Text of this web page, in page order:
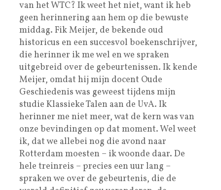
van het WTC? Ik weet het niet, want ik heb
geen herinnering aan hem op die bewuste
middag. Fik Meijer, de bekende oud
historicus en een succesvol boekenschrijver,
die herinner ik me wel en we spraken
uitgebreid over de gebeurtenissen. Ik kende
Meijer, omdat hij mijn docent Oude
Geschiedenis was geweest tijdens mijn
studie Klassieke Talen aan de UvA. Ik
herinner me niet meer, wat de kern was van
onze bevindingen op dat moment. Wel weet
ik, dat we allebei nog die avond naar
Rotterdam moesten – ik woonde daar. De
hele treinreis – precies een uur lang –
spraken we over de gebeurtenis, die de